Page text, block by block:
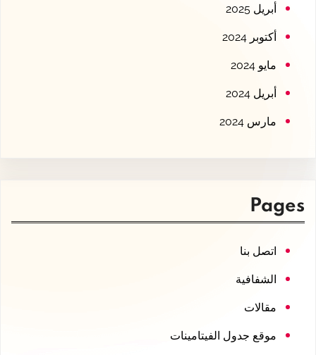
أبريل 2025
أكتوبر 2024
مايو 2024
أبريل 2024
مارس 2024
Pages
اتصل بنا
الشفافية
مقالات
موقع جدول الفيتامينات